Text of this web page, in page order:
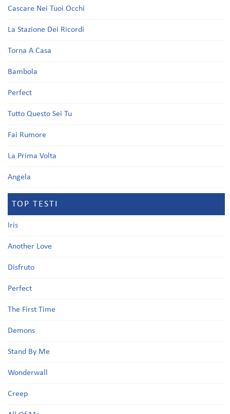
Cascare Nei Tuoi Occhi
La Stazione Dei Ricordi
Torna A Casa
Bambola
Perfect
Tutto Questo Sei Tu
Fai Rumore
La Prima Volta
Angela
TOP TESTI
Iris
Another Love
Disfruto
Perfect
The First Time
Demons
Stand By Me
Wonderwall
Creep